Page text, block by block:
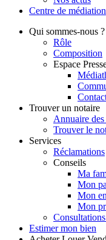
Centre de médiation
Qui sommes-nous ?
Rôle
Composition
Espace
Trouver un notaire
Annuaire
Trouver le
Services
Réclamations
Conseils
Ma
Mon
Mon
Mon
Estimer mon bien